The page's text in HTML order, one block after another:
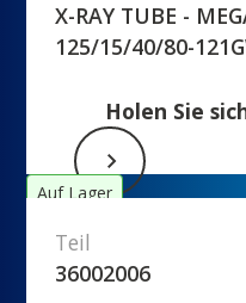
X-RAY TUBE -
125/15/40/80-
Holen Sie
Auf Lager
Teil
36002006